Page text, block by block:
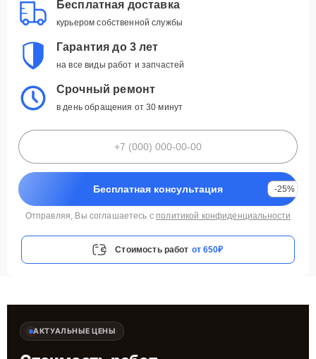
Бесплатная доставка
курьером собственной службы
Гарантия до 3 лет
на все виды работ и запчастей
Срочный ремонт
в день обращения от 30 минут
Бесплатная консультация -25%
Отправляя, Вы соглашаетесь с политикой конфиденциальности
Стоимость работ от 650₽
АКТУАЛЬНЫЕ ЦЕНЫ